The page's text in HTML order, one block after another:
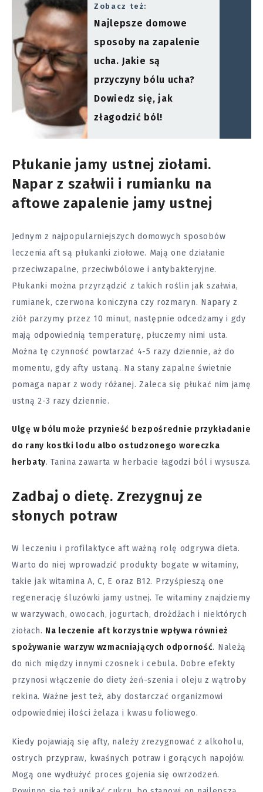
Zobacz też:
Najlepsze domowe
sposoby na zapalenie
ucha. Jakie są
przyczyny bólu ucha?
Dowiedz się, jak
złagodzić ból!
Płukanie jamy ustnej ziołami.
Napar z szałwii i rumianku na
aftowe zapalenie jamy ustnej
Jednym z najpopularniejszych domowych sposobów
leczenia aft są płukanki ziołowe. Mają one działanie
przeciwzapalne, przeciwbólowe i antybakteryjne.
Płukanki można przyrządzić z takich roślin jak szałwia,
rumianek, czerwona koniczyna czy rozmaryn. Napary z
ziół parzymy przez 10 minut, następnie odcedzamy i gdy
mają odpowiednią temperaturę, płuczemy nimi usta.
Można tę czynność powtarzać 4-5 razy dziennie, aż do
momentu, gdy afty ustaną. Na stany zapalne świetnie
pomaga napar z wody różanej. Zaleca się płukać nim jamę
ustną 2-3 razy dziennie.
Ulgę w bólu może przynieść bezpośrednie przykładanie
do rany kostki lodu albo ostudzonego woreczka
herbaty. Tanina zawarta w herbacie łagodzi ból i wysusza.
Zadbaj o dietę. Zrezygnuj ze
słonych potraw
W leczeniu i profilaktyce aft ważną rolę odgrywa dieta.
Warto do niej wprowadzić produkty bogate w witaminy,
takie jak witamina A, C, E oraz B12. Przyśpieszą one
regenerację śluzówki jamy ustnej. Te witaminy znajdziemy
w warzywach, owocach, jogurtach, drożdżach i niektórych
ziołach. Na leczenie aft korzystnie wpływa również
spożywanie warzyw wzmacniających odporność. Należą
do nich między innymi czosnek i cebula. Dobre efekty
przynosi włączenie do diety żeń-szenia i oleju z wątroby
rekina. Ważne jest też, aby dostarczać organizmowi
odpowiedniej ilości żelaza i kwasu foliowego.
Kiedy pojawiają się afty, należy zrezygnować z alkoholu,
ostrych przypraw, kwaśnych potraw i gorących napojów.
Mogą one wydłużyć proces gojenia się owrzodzeń.